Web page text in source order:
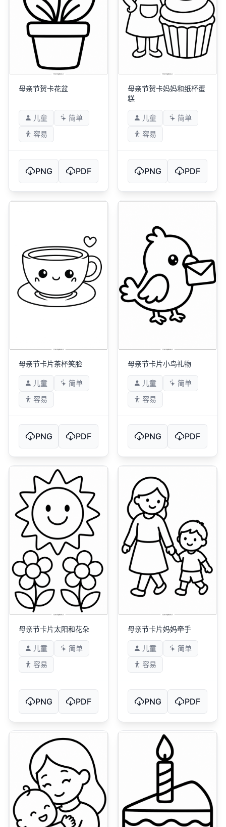
母亲节贺卡花盆
儿童
简单
容易
PNG PDF
母亲节贺卡妈妈和纸杯蛋
糕
儿童
简单
容易
PNG PDF
母亲节卡片茶杯笑脸
儿童
简单
容易
PNG PDF
母亲节卡片小鸟礼物
儿童
简单
容易
PNG PDF
母亲节卡片太阳和花朵
儿童
简单
容易
PNG PDF
母亲节卡片妈妈牵手
儿童
简单
容易
PNG PDF